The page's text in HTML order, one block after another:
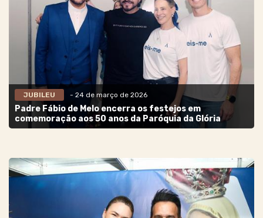
JUBILEU - 24 de março de 2026
Padre Fábio de Melo encerra os festejos em
comemoração aos 50 anos da Paróquia da Glória